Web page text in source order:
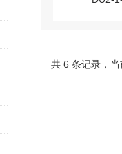
共 6 条记录，